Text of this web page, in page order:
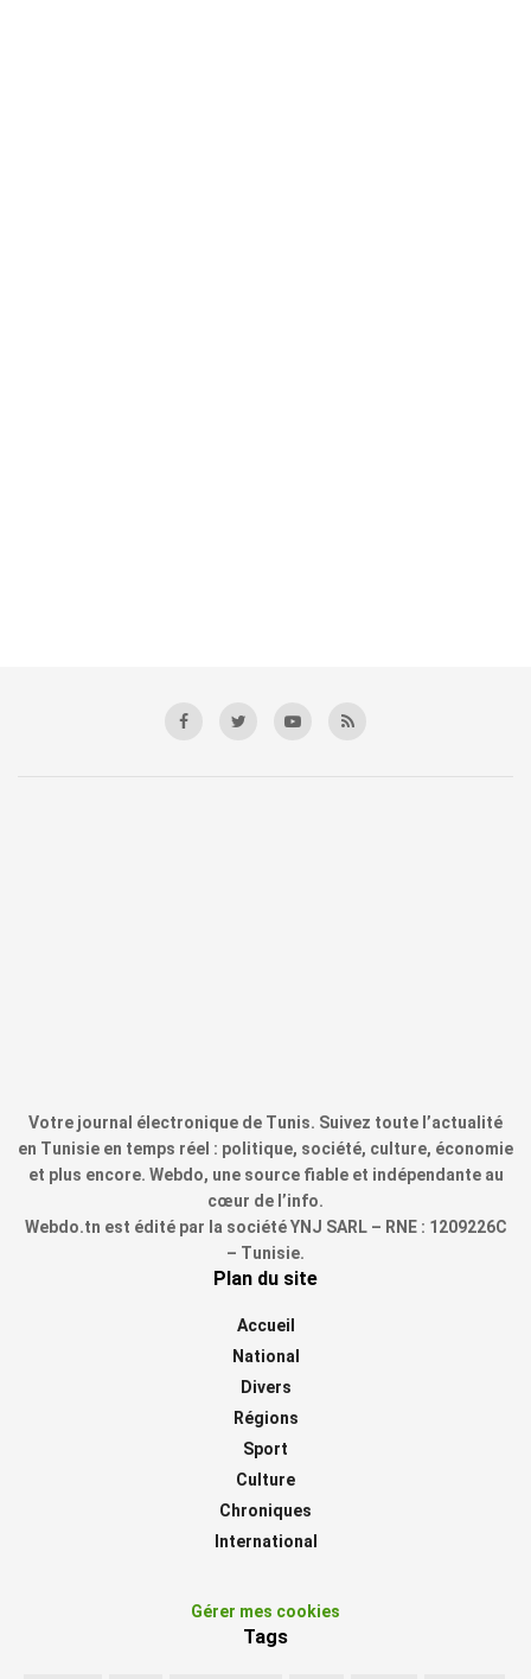
Votre journal électronique de Tunis. Suivez toute l’actualité
en Tunisie en temps réel : politique, société, culture, économie
et plus encore. Webdo, une source fiable et indépendante au
cœur de l’info.
Webdo.tn est édité par la société YNJ SARL – RNE : 1209226C
– Tunisie.
Plan du site
Accueil
National
Divers
Régions
Sport
Culture
Chroniques
International
Gérer mes cookies
Tags